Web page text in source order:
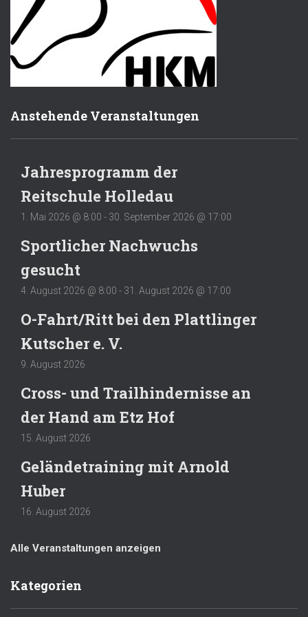
Anstehende Veranstaltungen
Jahresprogramm der
Reitschule Holledau
1. Mai 2026 @ 8:00 - 30. September 2026 @ 17:00
Sportlicher Nachwuchs
gesucht
4. August 2026 @ 8:00 - 31. August 2026 @ 17:00
O-Fahrt/Ritt bei den Plattlinger
Kutscher e. V.
9. August 2026
Cross- und Trailhindernisse an
der Hand am Etz Hof
15. August 2026
Geländetraining mit Arnold
Huber
16. August 2026
Alle Veranstaltungen anzeigen
Kategorien